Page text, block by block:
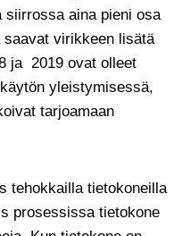
siirrossa aina pieni osa
saavat virikkeen lisätä
ja 2019 ovat olleet
yleistymisessä,
tarjoamaan
tehokkailla tietokoneilla
prosessissa tietokone